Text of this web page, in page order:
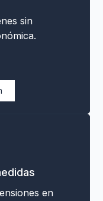
sin
en